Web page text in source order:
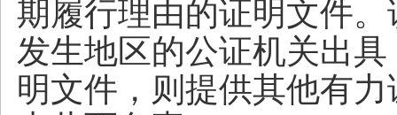
期履行理由的证明文件
发生地区的公证机关出
明文件，则提供其他有